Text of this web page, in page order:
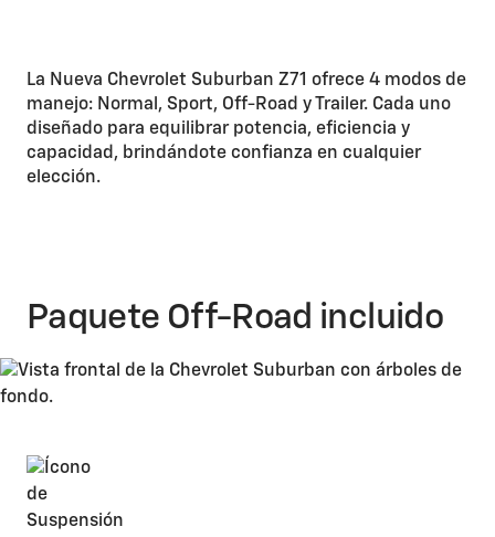
La Nueva Chevrolet Suburban Z71 ofrece 4 modos de
manejo: Normal, Sport, Off-Road y Trailer. Cada uno
diseñado para equilibrar potencia, eficiencia y
capacidad, brindándote confianza en cualquier
elección.
Paquete Off-Road incluido